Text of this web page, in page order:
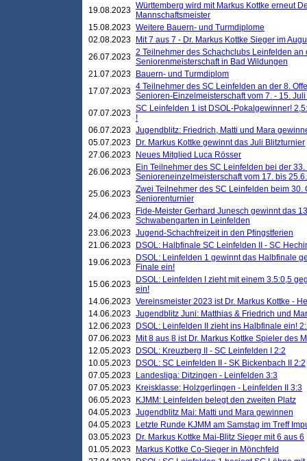
19.08.2023 Württemberg wird mit Markus Kottke erneut
Mannschaftsmeister
15.08.2023 Weitere Bauern- und Turmdiplome
02.08.2023
Mit 7 aus 7 - Dr. Markus Kottke Sieger im
26.07.2023 2 Teilnehmer des Schachclubs Leinfelden an
Seniorenmeisterschaft in Bad Wildungen
21.07.2023
Bauern- und Turmdiplom
17.07.2023 4 Teilnehmer des SC Leinfelden an der 8.
Senioren-Einzelmeisterschaft vom 7. - 15.
07.07.2023 SC Leinfelden 1 ist DSOL-Pokalgewinner!
!
06.07.2023 Jugendblitz: Friedrich, Matti und Mara
05.07.2023
Dr. Markus Kottke gewinnt das Juli Blitzturnier
27.06.2023
Neues Mitglied Luca Rösser
26.06.2023
Ein Teilnehmer des SC Leinfelden bei der
Senioreneinzelmeisterschaft vom 17. bis
25.06.2023 Zwei Teilnehmer des SC Leinfelden beim
Seniorenturnier
24.06.2023
Fide-Meister Gerhard Junesch gewinnt das
Schwabengarten in Leinfelden
23.06.2023 Jugend-Schachfreizeit in den Pfingstferien
21.06.2023
DSOL: Halbfinale SC Leinfelden II - SC
19.06.2023
DSOL: Leinfelden 1 gewinnt das Halbfinale
Finale ein!
15.06.2023
DSOL: Leinfelden I zieht mit einem 3.5:0,5
ein!
14.06.2023 Vereinsmeister 2023 ist Dr. Markus Kottke -
14.06.2023 Jugendblitz Juni: Matthias & Friedrich und
12.06.2023
DSOL: Leinfelden II zieht ins Halbfinale ein!
07.06.2023
Mit 8 aus 8 ist Dr. Markus Kottke Spieler des
12.05.2023
DSOL: Kreuzberg II - SC Leinfelden I 2:2
10.05.2023
DSOL: SC Leinfelden II - SK Bickenbach II 2:2
07.05.2023
Landesliga: Ditzingen - Leinfelden 3:3
07.05.2023
Kreisklasse: Holzgerlingen - Leinfelden II 3:3
06.05.2023
KJMM: Leinfelden belegt den zweiten Platz
04.05.2023 Jugendblitz Mai: Matti und Mara gewinnen
04.05.2023
Letzte Runde KJMM am Samstag im Treff
03.05.2023
Dr. Markus Kottke Mai-Blitz Sieger mit 6 aus 6
01.05.2023
Markus Kottke Co-Sieger in Mönchfeld